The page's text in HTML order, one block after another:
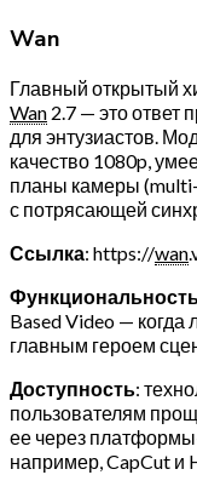
Wan
Главный открытый
Wan 2.7 — это ответ
для энтузиастов.
качество 1080p,
планы камеры (multi-
с потрясающей
Ссылка: https://wan
Based Video — когда
главным героем
Доступность:
пользователям
ее через
например, CapCut и